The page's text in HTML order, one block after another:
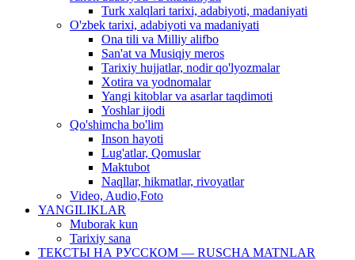
Turk xalqlari tarixi, adabiyoti, madaniyati
O'zbek tarixi, adabiyoti va madaniyati
Ona tili va Milliy alifbo
San'at va Musiqiy meros
Tarixiy hujjatlar, nodir qo'lyozmalar
Xotira va yodnomalar
Yangi kitoblar va asarlar taqdimoti
Yoshlar ijodi
Qo'shimcha bo'lim
Inson hayoti
Lug'atlar, Qomuslar
Maktubot
Naqllar, hikmatlar, rivoyatlar
Video, Audio,Foto
YANGILIKLAR
Muborak kun
Tarixiy sana
ТЕКСТЫ НА РУССКОМ — RUSCHA MATNLAR